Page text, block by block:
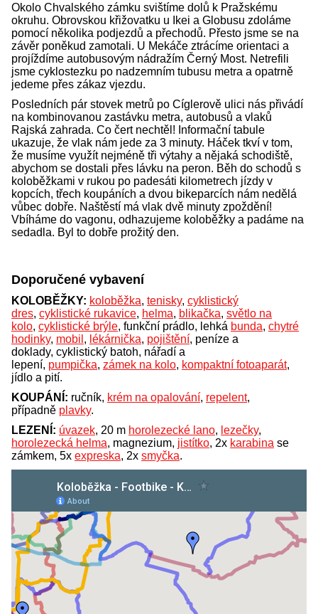
Okolo Chvalského zámku svištíme dolů k Pražskému
okruhu. Obrovskou křižovatku u Ikei a Globusu zdoláme
pomocí několika podjezdů a přechodů. Přesto jsme se na
závěr poněkud zamotali. U Mekáče ztrácíme orientaci a
projíždíme autobusovým nádražím Černý Most. Netrefili
jsme cyklostezku po nadzemním tubusu metra a opatrně
jedeme přes zákaz vjezdu.
Posledních pár stovek metrů po Cíglerově ulici nás přivádí
na kombinovanou zastávku metra, autobusů a vlaků
Rajská zahrada. Co čert nechtěl! Informační tabule
ukazuje, že vlak nám jede za 3 minuty. Háček tkví v tom,
že musíme využít nejméně tři výtahy a nějaká schodiště,
abychom se dostali přes lávku na peron. Běh do schodů s
koloběžkami v rukou po padesáti kilometrech jízdy v
kopcích, třech koupáních a dvou bikeparcích nám nedělá
vůbec dobře. Naštěstí má vlak dvě minuty zpoždění!
Vbíháme do vagonu, odhazujeme koloběžky a padáme na
sedadla. Byl to dobře prožitý den.
Doporučené vybavení
KOLOBĚŽKY: koloběžka, tenisky, cyklistický
dres, cyklistické rukavice, helma, blikačka, světlo na
kolo, cyklistické brýle, funkční prádlo, lehká bunda, chytré
hodinky, mobil , lékárnička, pojištění, peníze a
doklady, cyklistický batoh, nářadí a
lepení, pumpička, zámek na kolo, kompaktní fotoaparát,
jídlo a pití.
KOUPÁNÍ: ručník, krém na opalování, repelent,
případně plavky.
LEZENÍ: úvazek, 20 m horolezecké lano, lezečky,
horolezecká helma, magnezium, jistítko, 2x karabina se
zámkem, 5x expreska, 2x smyčka.